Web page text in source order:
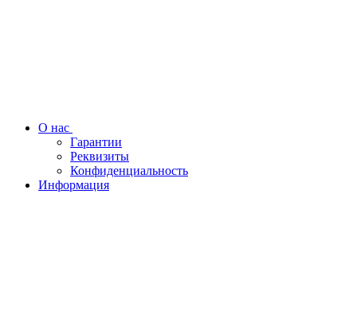
О нас
Гарантии
Реквизиты
Конфиденциальность
Информация